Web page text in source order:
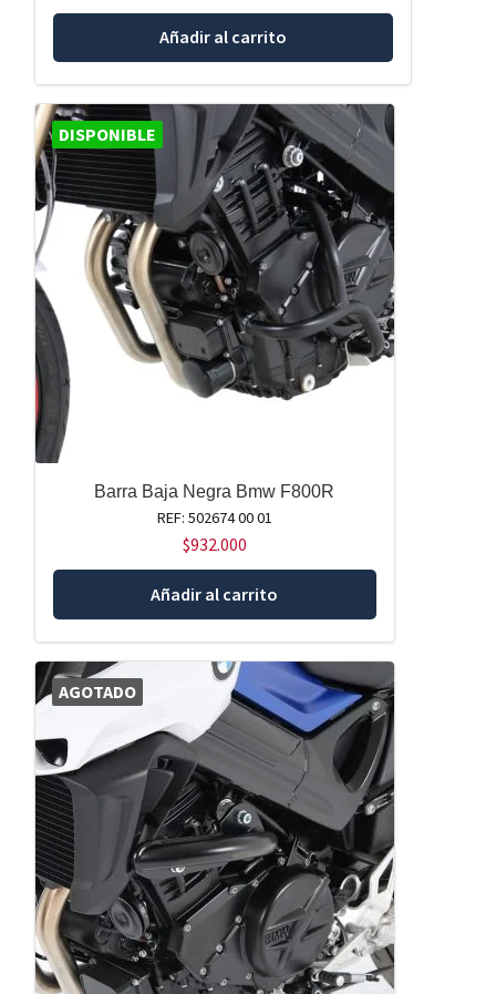
Añadir al carrito
DISPONIBLE
Barra Baja Negra Bmw F800R
REF: 502674 00 01
$932.000
Añadir al carrito
AGOTADO